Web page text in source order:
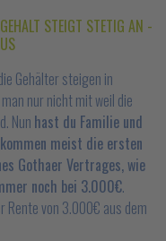
STEIGT STETIG AN -
Gehälter steigen in
nur nicht mit weil die
Nun hast du Familie und
meist die ersten
Gothaer Vertrages, wie
noch bei 3.000€.
Rente von 3.000€ aus dem